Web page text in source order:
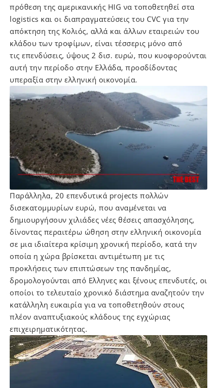
πρόθεση της αμερικανικής HIG να τοποθετηθεί στα
logistics και οι διαπραγματεύσεις του CVC για την
απόκτηση της Κολιός, αλλά και άλλων εταιρειών του
κλάδου των τροφίμων, είναι τέσσερις μόνο από
τις επενδύσεις, ύψους 2 δισ. ευρώ, που κυοφορούνται
αυτή την περίοδο στην Ελλάδα, προσδίδοντας
υπεραξία στην ελληνική οικονομία.
Παράλληλα, 20 επενδυτικά projects πολλών
δισεκατομμυρίων ευρώ, που αναμένεται να
δημιουργήσουν χιλιάδες νέες θέσεις απασχόλησης,
δίνοντας περαιτέρω ώθηση στην ελληνική οικονομία
σε μια ιδιαίτερα κρίσιμη χρονική περίοδο, κατά την
οποία η χώρα βρίσκεται αντιμέτωπη με τις
προκλήσεις των επιπτώσεων της πανδημίας,
δρομολογούνται από Ελληνες και ξένους επενδυτές, οι
οποίοι το τελευταίο χρονικό διάστημα αναζητούν την
κατάλληλη ευκαιρία για να τοποθετηθούν στους
πλέον αναπτυξιακούς κλάδους της εγχώριας
επιχειρηματικότητας.